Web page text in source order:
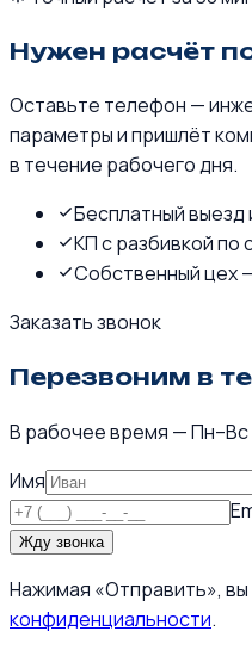
Нужен расчёт
Оставьте телефон —
параметры и пришлёт
в течение рабочего дня.
Бесплатный выезд
КП с разбивкой по
Собственный цех
Заказать звонок
Перезвоним в
В рабочее время — Пн–Вс
Имя
Жду звонка
Нажимая «Отправить»,
конфиденциальности.